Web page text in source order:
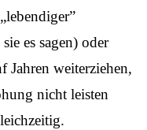
es sagen) oder
Jahren weiterziehen,
nicht leisten